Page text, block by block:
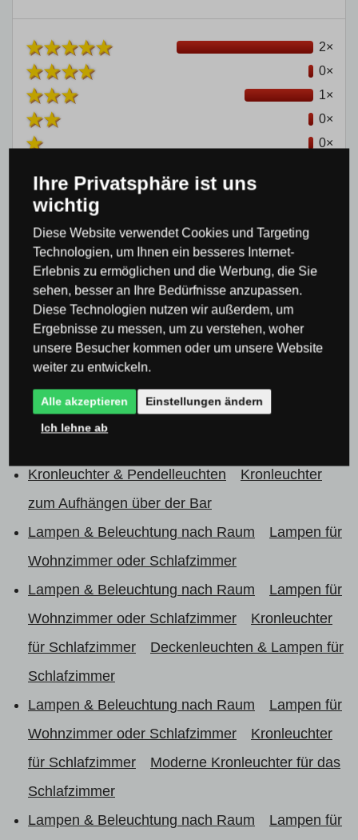
2×
0×
1×
0×
0×
Produktkategorie
Kronleuchter & Pendelleuchten
Design
Kronleuchter & Pendelleuchten
Kronleuchter & Pendelleuchten
Kronleuchter & Pendelleuchten
Kronleuchter & Pendelleuchten
Kronleuchter
Kronleuchter & Pendelleuchten
Kronleuchter
zum Aufhängen über der Bar
Lampen & Beleuchtung nach Raum
Lampen für
Wohnzimmer oder Schlafzimmer
Lampen & Beleuchtung nach Raum
Lampen für
Wohnzimmer oder Schlafzimmer
Kronleuchter
für Schlafzimmer
Deckenleuchten & Lampen für
Schlafzimmer
Lampen & Beleuchtung nach Raum
Lampen für
Wohnzimmer oder Schlafzimmer
Kronleuchter
für Schlafzimmer
Moderne Kronleuchter für das
Schlafzimmer
Lampen & Beleuchtung nach Raum
Lampen für
Ihre Privatsphäre ist uns
wichtig
Diese Website verwendet Cookies und Targeting
Technologien, um Ihnen ein besseres Internet-
Erlebnis zu ermöglichen und die Werbung, die Sie
sehen, besser an Ihre Bedürfnisse anzupassen.
Diese Technologien nutzen wir außerdem, um
Ergebnisse zu messen, um zu verstehen, woher
unsere Besucher kommen oder um unsere Website
weiter zu entwickeln.
Alle akzeptieren Einstellungen ändern
Ich lehne ab